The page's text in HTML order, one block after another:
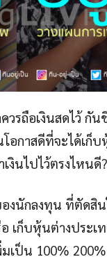
วรถือเงินสดไว้
อกาสดีที่จะได้เ
งินไปไว้ตรงไหนดี?
งนักลงทุน ที่ตัดสิ
เก็บหุ้นต่างประ
ป็น 100% 200%